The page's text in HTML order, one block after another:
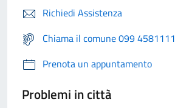
Richiedi Assistenza
Chiama il comune 099 4581111
Prenota un appuntamento
Problemi in città